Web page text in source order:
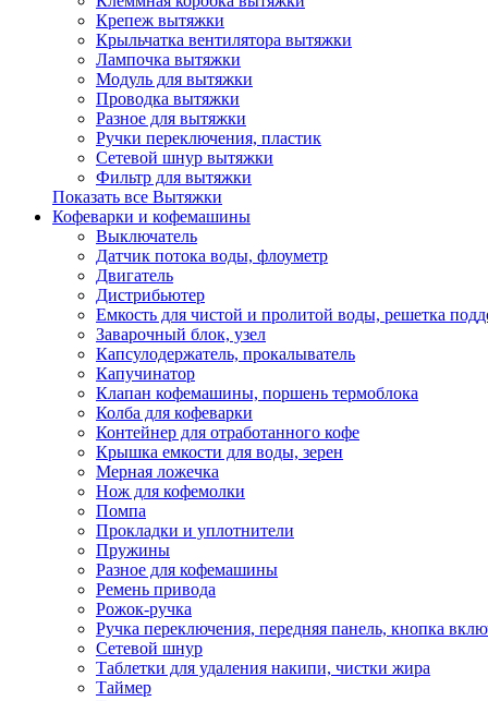
Крепеж вытяжки
Крыльчатка вентилятора вытяжки
Лампочка вытяжки
Модуль для вытяжки
Проводка вытяжки
Разное для вытяжки
Ручки переключения, пластик
Сетевой шнур вытяжки
Фильтр для вытяжки
Показать все Вытяжки
Кофеварки и кофемашины
Выключатель
Датчик потока воды, флоуметр
Двигатель
Дистрибьютер
Емкость для чистой и пролитой воды, решетка
Заварочный блок, узел
Капсулодержатель, прокалыватель
Капучинатор
Клапан кофемашины, поршень термоблока
Колба для кофеварки
Контейнер для отработанного кофе
Крышка емкости для воды, зерен
Мерная ложечка
Нож для кофемолки
Помпа
Прокладки и уплотнители
Пружины
Разное для кофемашины
Ремень привода
Рожок-ручка
Ручка переключения, передняя панель, кнопка
Сетевой шнур
Таблетки для удаления накипи, чистки жира
Таймер